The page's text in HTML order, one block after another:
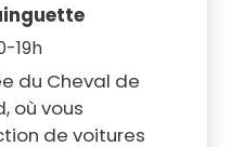
19h
du Cheval de
où vous
de voitures